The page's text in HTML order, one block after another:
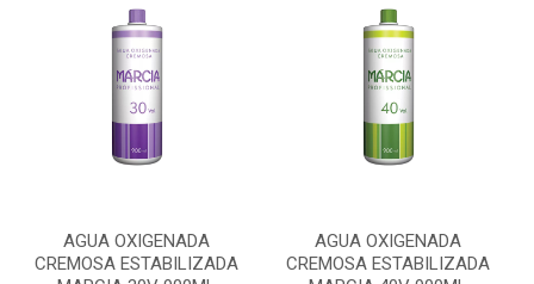
AGUA OXIGENADA
CREMOSA ESTABILIZADA
AGUA OXIGENADA
CREMOSA ESTABILIZADA